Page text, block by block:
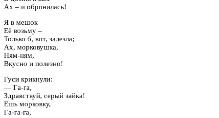
Ах – и обронилась!
Я в мешок
Её возьму –
Только б, вот, залезла;
Ах, морковушка,
Ням-ням,
Вкусно и полезно!
Гуси крикнули:
— Га-га,
Здравствуй, серый зайка!
Ешь морковку,
Га-га-га,